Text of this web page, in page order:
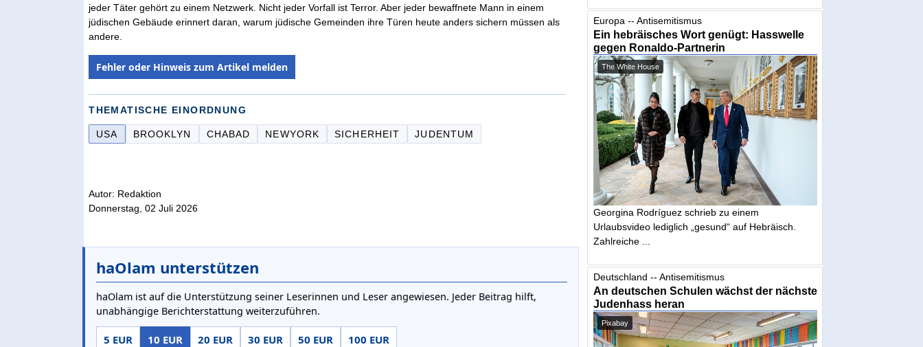
jeder Täter gehört zu einem Netzwerk. Nicht jeder Vorfall ist Terror. Aber jeder bewaffnete Mann in einem
jüdischen Gebäude erinnert daran, warum jüdische Gemeinden ihre Türen heute anders sichern müssen als
andere.
Fehler oder Hinweis zum Artikel melden
THEMATISCHE EINORDNUNG
USA BROOKLYN CHABAD NEWYORK SICHERHEIT JUDENTUM
Autor: Redaktion
Donnerstag, 02 Juli 2026
haOlam unterstützen
haOlam ist auf die Unterstützung seiner Leserinnen und Leser angewiesen. Jeder Beitrag hilft,
unabhängige Berichterstattung weiterzuführen.
5 EUR 10 EUR 20 EUR 30 EUR 50 EUR 100 EUR
Europa -- Antisemitismus
Ein hebräisches Wort genügt: Hasswelle
gegen Ronaldo-Partnerin
The White House
Georgina Rodríguez schrieb zu einem
Urlaubsvideo lediglich „gesund“ auf Hebräisch.
Zahlreiche ...
Deutschland -- Antisemitismus
An deutschen Schulen wächst der nächste
Judenhass heran
Pixabay